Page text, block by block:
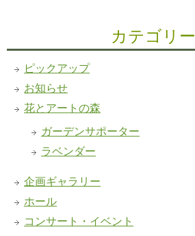
カテゴリー
ピックアップ
お知らせ
花とアートの森
ガーデンサポーター
ラベンダー
企画ギャラリー
ホール
コンサート・イベント